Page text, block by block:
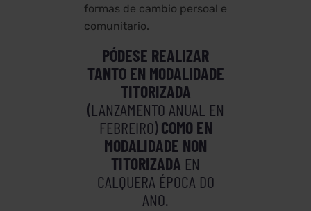
formas de cambio persoal e
comunitario.
PÓDESE REALIZAR
TANTO EN MODALIDADE
TITORIZADA
(LANZAMENTO ANUAL EN
FEBREIRO) COMO EN
MODALIDADE NON
TITORIZADA EN
CALQUERA ÉPOCA DO
ANO.